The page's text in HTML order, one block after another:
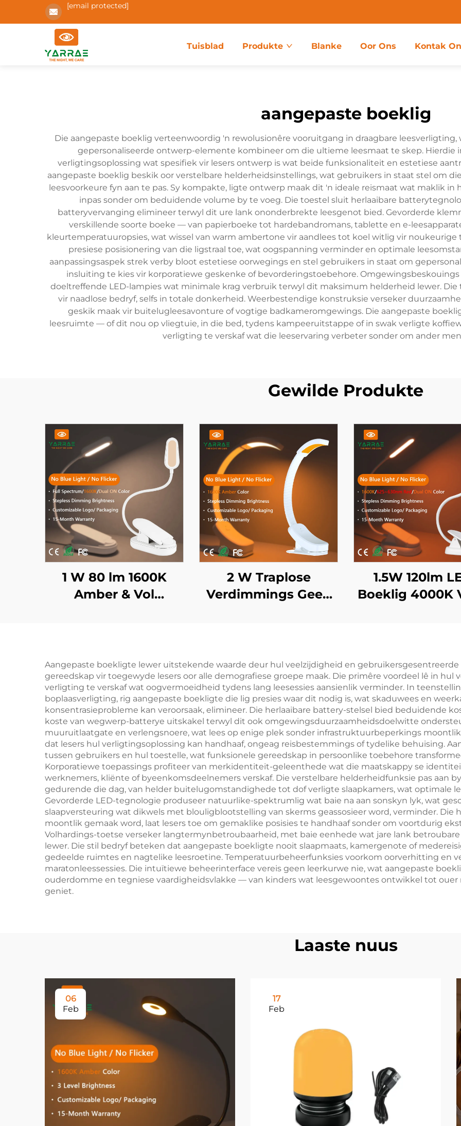
[email protected]
Tuisblad Produkte Blanke Oor Ons Kontak
aangepaste boeklig
Die aangepaste boeklig verteenwoordig 'n rewolusionêre vooruitgang in draagbare
gepersonaliseerde ontwerp-elemente kombineer om die ultieme leesmaat te skep. Hierdie
verligtingsoplossing wat spesifiek vir lesers ontwerp is wat beide funksionaliteit en estetiese
aangepaste boeklig beskik oor verstelbare helderheidsinstellings, wat gebruikers in staat stel om
leesvoorkeure fyn aan te pas. Sy kompakte, ligte ontwerp maak dit 'n ideale reismaat wat maklik in
inpas sonder om beduidende volume by te voeg. Die toestel sluit herlaaibare
batteryvervanging elimineer terwyl dit ure lank ononderbrekte leesgenot bied. Gevorderde
verskillende soorte boeke — van papierboeke tot hardebandromans, tablette en e-
kleurtemperatuuropsies, wat wissel van warm ambertone vir aandlees tot koel witlig vir
presiese posisionering van die ligstraal toe, wat oogspanning verminder en optimale
aanpassingsaspek strek verby bloot estetiese oorwegings en stel gebruikers in staat om
insluiting te kies vir korporatiewe geskenke of bevorderingstoebehore.
doeltreffende LED-lampies wat minimale krag verbruik terwyl dit maksimum helderheid lewer.
vir naadlose bedryf, selfs in totale donkerheid. Weerbestendige konstruksie verseker
geskik maak vir buitelugleesavonture of vogtige badkameromgewings. Die aangepaste
leesruimte — of dit nou op vliegtuie, in die bed, tydens kampeeruitstappe of in swak verligte
verligting te verskaf wat die leeservaring verbeter sonder om ander
Gewilde Produkte
1 W 80 lm 1600K
Amber & Vol
Boeklig
2 W Traplose
Verdimmings Geen
Boeklig
1.5W 120lm
Boeklig 4000K
Boeklig
Aangepaste boekligte lewer uitstekende waarde deur hul veelzijdigheid en
gereedskap vir toegewyde lesers oor alle demografiese groepe maak. Die primêre voordeel lê in hul
verligting te verskaf wat oogvermoeidheid tydens lang leesessies aansienlik verminder. In
boplaasverligting, rig aangepaste boekligte die lig presies waar dit nodig is, wat skaduwees en
konsentrasieprobleme kan veroorsaak, elimineer. Die herlaaibare battery-stelsel bied beduidende
koste van wegwerp-batterye uitskakel terwyl dit ook omgewingsduurzaamheidsdoelwitte
muuruitlaatgate en verlengsnoere, wat lees op enige plek sonder infrastruktuurbeperkings
dat lesers hul verligtingsoplossing kan handhaaf, ongeag reisbestemmings of tydelike behuising.
tussen gebruikers en hul toestelle, wat funksionele gereedskap in persoonlike toebehore
Korporatiewe toepassings profiteer van merkidentiteit-geleenthede wat die maatskappy se
werknemers, kliënte of byeenkomsdeelnemers verskaf. Die verstelbare helderheidfunksie pas aan
gedurende die dag, van helder buitelugomstandighede tot dof verligte slaapkamers, wat optimale
Gevorderde LED-tegnologie produseer natuurlike-spektrumlig wat baie na aan sonskyn lyk, wat
slaapversteuring wat dikwels met blouligblootstelling van skerms geassosieer word, verminder.
moontlik gemaak word, laat lesers toe om gemaklike posisies te handhaaf sonder om voortdurig
Volhardings-toetse verseker langtermynbetroubaarheid, met baie eenhede wat jare lank
lewer. Die stil bedryf beteken dat aangepaste boekligte nooit slaapmaats, kamergenote of
gedeelde ruimtes en nagtelike leesroetine. Temperatuurbeheerfunksies voorkom oorverhitting en
maratonleessessies. Die intuïtiewe beheerinterface vereis geen leerkurwe nie, wat aangepaste
ouderdomme en tegniese vaardigheidsvlakke — van kinders wat leesgewoontes ontwikkel tot
geniet.
Laaste nuus
06
Feb
17
Feb